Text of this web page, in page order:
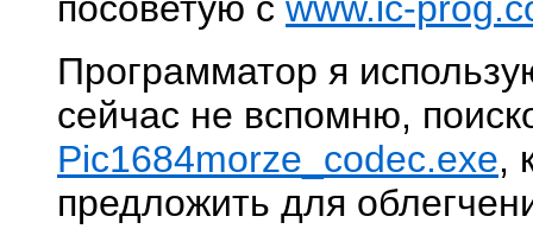
Программатор я
сейчас не вспомню,
Pic1684morze_codec.exe,
предложить для